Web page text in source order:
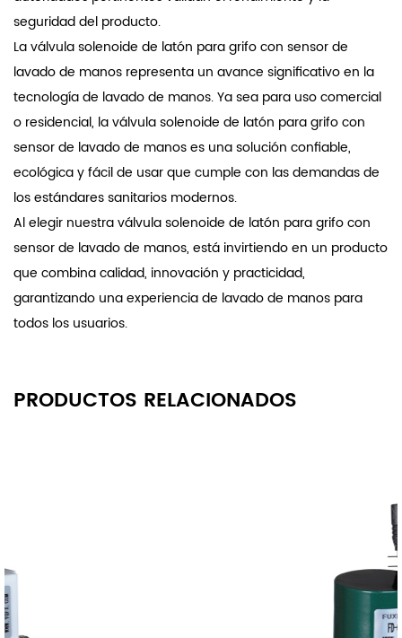
seguridad del producto.
La válvula solenoide de latón para grifo con sensor de
lavado de manos representa un avance significativo en la
tecnología de lavado de manos. Ya sea para uso comercial
o residencial, la válvula solenoide de latón para grifo con
sensor de lavado de manos es una solución confiable,
ecológica y fácil de usar que cumple con las demandas de
los estándares sanitarios modernos.
Al elegir nuestra válvula solenoide de latón para grifo con
sensor de lavado de manos, está invirtiendo en un producto
que combina calidad, innovación y practicidad,
garantizando una experiencia de lavado de manos para
todos los usuarios.
PRODUCTOS RELACIONADOS